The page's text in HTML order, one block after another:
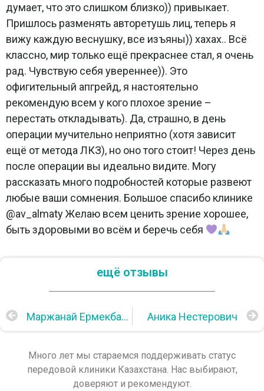
думает, что это слишком близко)) привыкает.
Пришлось разменять авторетушь лиц, теперь я
вижу каждую веснушку, все изъяны)) хахах.. Всё
классно, мир только ещё прекраснее стал, я очень
рад. Чувствую себя увереннее)). Это
офигительный апгрейд, я настоятельно
рекомендую всем у кого плохое зрение –
перестать откладывать). Да, страшно, в день
операции мучительно неприятно (хотя зависит
ещё от метода ЛКЗ), но оно того стоит! Через день
после операции вы идеально видите. Могу
рассказать много подробностей которые развеют
любые ваши сомнения. Большое спасибо клинике
@av_almaty Желаю всем ценить зрение хорошее,
быть здоровыми во всём и беречь себя
ещё отзывы
Маржанай Ермекбаева Аника Нестерович
Много лет мы стараемся поддерживать статус
передовой клиники Казахстана. Нас выбирают,
доверяют и рекомендуют.